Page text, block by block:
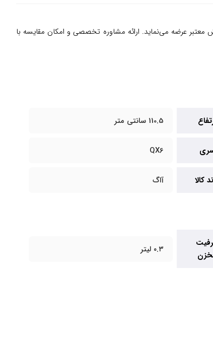
معتبر عرضه می‌نماید. ارائه مشاوره تخصصی و امکان مقایسه با
110.5 سانتی متر
QX6
کالا آاگ
۰.۳ لیتر